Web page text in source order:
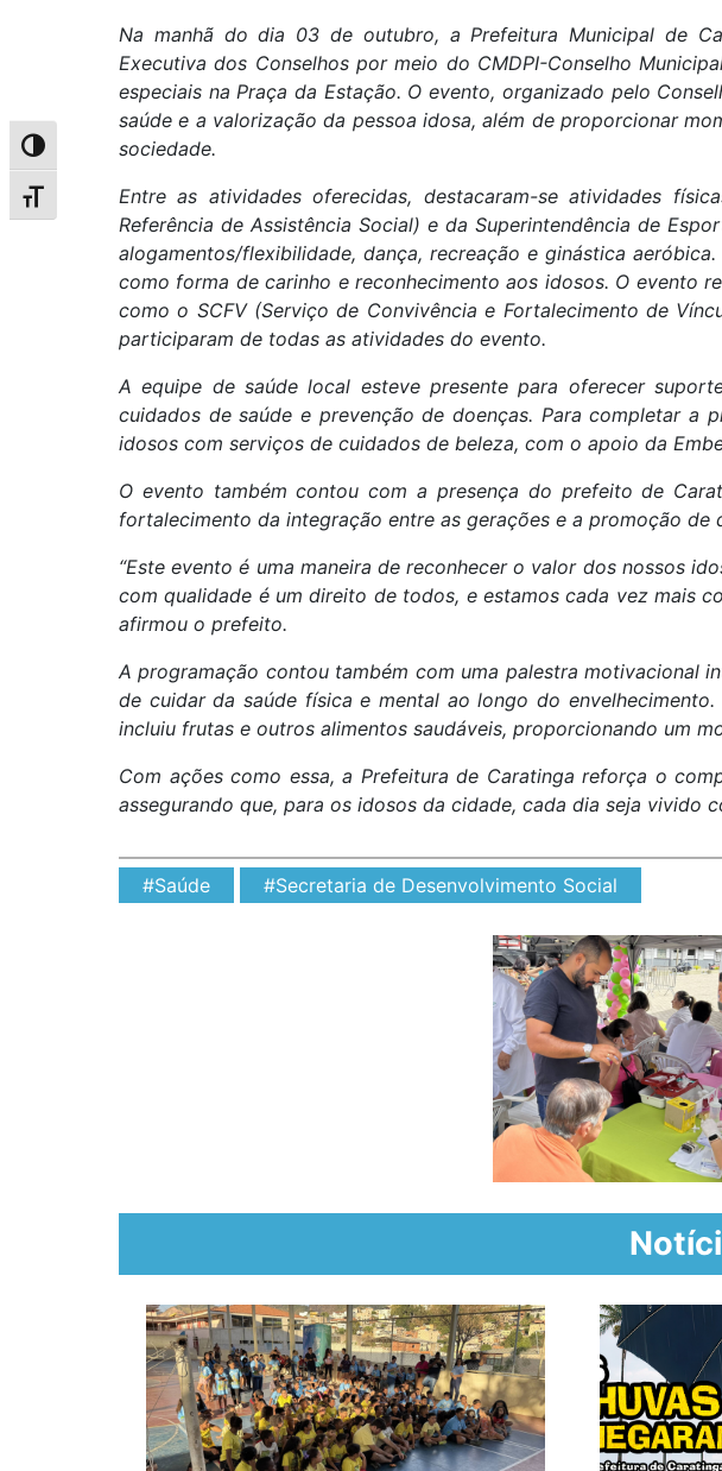
Alternar alto contraste
Alternar tamanho da fonte
Na manhã do dia 03 de outubro, a Prefeitura Municipal de
Executiva dos Conselhos por meio do CMDPI-Conselho
especiais na Praça da Estação. O evento, organizado pelo
saúde e a valorização da pessoa idosa, além de proporcionar
sociedade.
Entre as atividades oferecidas, destacaram-se atividades
Referência de Assistência Social) e da Superintendência de
alogamentos/flexibilidade, dança, recreação e ginástica
como forma de carinho e reconhecimento aos idosos. O evento
como o SCFV (Serviço de Convivência e Fortalecimento de
participaram de todas as atividades do evento.
A equipe de saúde local esteve presente para oferecer
cuidados de saúde e prevenção de doenças. Para completar a
idosos com serviços de cuidados de beleza, com o apoio da
O evento também contou com a presença do prefeito de
fortalecimento da integração entre as gerações e a promoção de
“Este evento é uma maneira de reconhecer o valor dos nossos
com qualidade é um direito de todos, e estamos cada vez mais
afirmou o prefeito.
A programação contou também com uma palestra motivacional
de cuidar da saúde física e mental ao longo do
incluiu frutas e outros alimentos saudáveis, proporcionando um
Com ações como essa, a Prefeitura de Caratinga reforça o
assegurando que, para os idosos da cidade, cada dia seja vivido
#Saúde #Secretaria de Desenvolvimento Social